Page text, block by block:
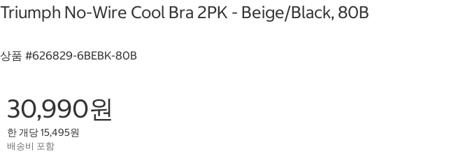
Triumph No-Wire Cool Bra 2PK - Beige/Black, 80B
상품 #626829-6BEBK-80B
30,990원
한 개당 15,495원
배송비 포함